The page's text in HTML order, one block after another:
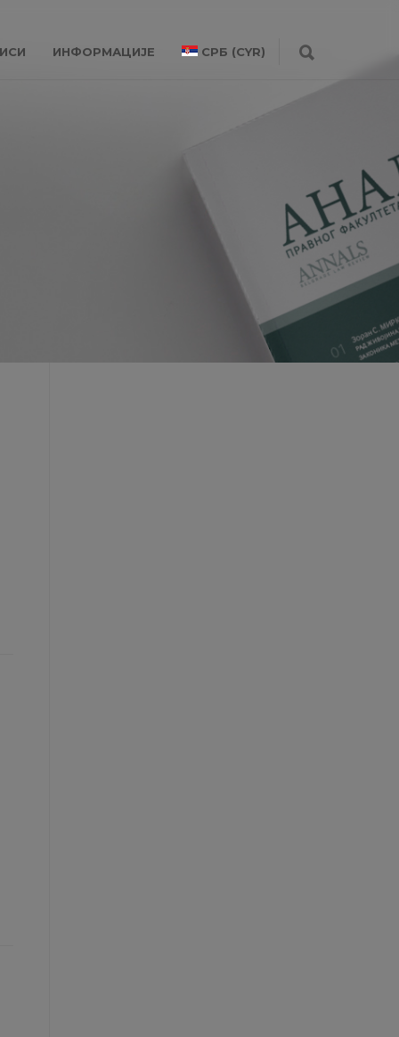
ИНФОРМАЦИЈЕ СРБ (CYR)